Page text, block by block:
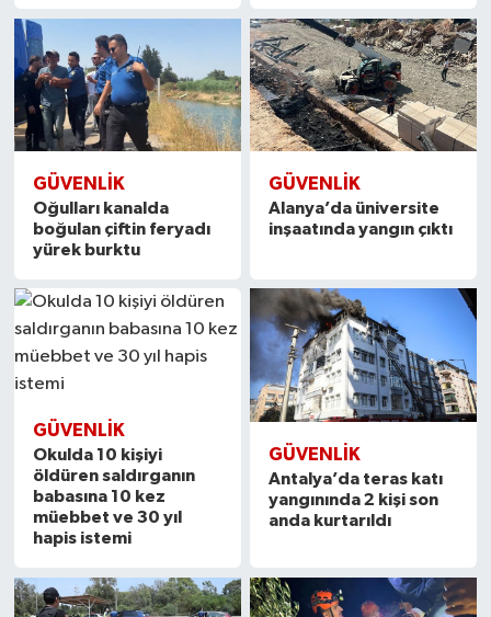
GÜVENLIK
Oğulları kanalda
boğulan çiftin feryadı
yürek burktu
GÜVENLIK
Alanya’da üniversite
inşaatında yangın çıktı
GÜVENLIK
Okulda 10 kişiyi
öldüren saldırganın
babasına 10 kez
müebbet ve 30 yıl
hapis istemi
GÜVENLIK
Antalya’da teras katı
yangınında 2 kişi son
anda kurtarıldı